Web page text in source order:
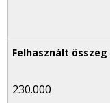
230.000